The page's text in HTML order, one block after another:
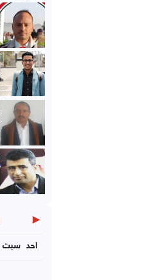
◀
سبت احد